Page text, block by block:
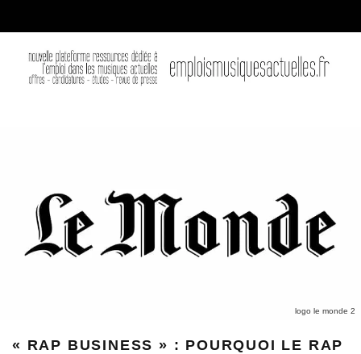
logo le monde 2
« RAP BUSINESS » : POURQUOI LE RAP